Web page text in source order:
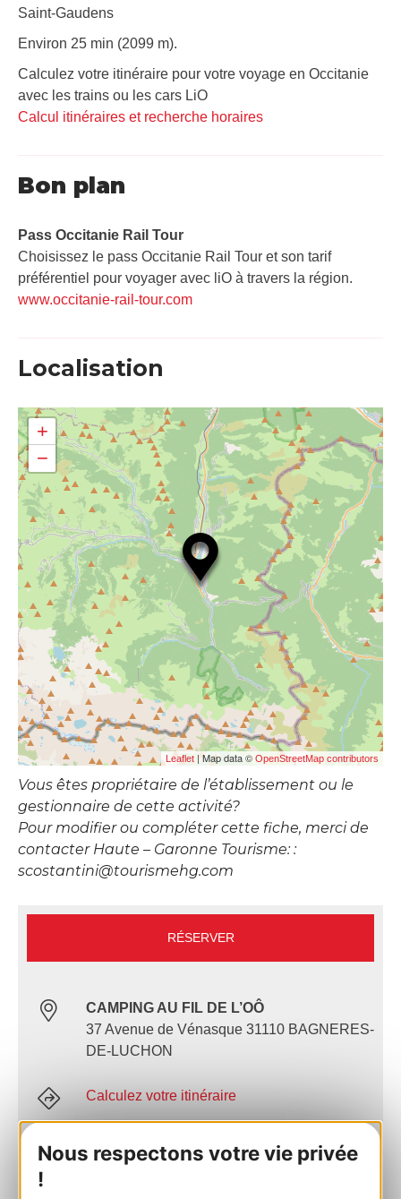
Nous respectons votre vie privée
!
Saint-Gaudens
Environ 25 min (2099 m).
Calculez votre itinéraire pour votre voyage en Occitanie
avec les trains ou les cars LiO
Calcul itinéraires et recherche horaires
Bon plan
Pass Occitanie Rail Tour​
Choisissez le pass Occitanie Rail Tour et son tarif
préférentiel pour voyager avec liO à travers la région.
www.occitanie-rail-tour.com
Localisation
+
−
Leaflet | Map data © OpenStreetMap contributors
Vous êtes propriétaire de l’établissement ou le
gestionnaire de cette activité?
Pour modifier ou compléter cette fiche, merci de
contacter Haute – Garonne Tourisme: :
scostantini@tourismehg.com
RÉSERVER
CAMPING AU FIL DE L’OÔ
37 Avenue de Vénasque 31110 BAGNERES-
DE-LUCHON
Calculez votre itinéraire
05 61 79 30 74